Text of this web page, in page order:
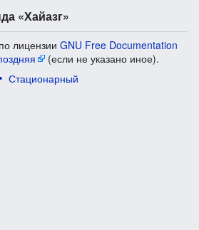
«Хайазг»
лицензии GNU Free Documentation
(если не указано иное).
Стационарный